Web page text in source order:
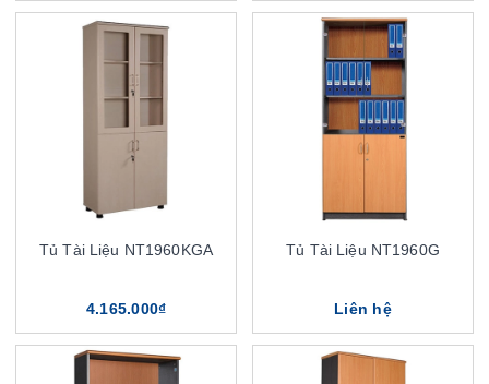
Tủ Tài Liệu NT1960KGA
4.165.000₫
Tủ Tài Liệu NT1960G
Liên hệ